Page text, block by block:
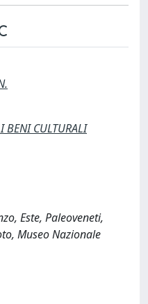
BENI CULTURALI
Este, Paleoveneti,
Museo Nazionale